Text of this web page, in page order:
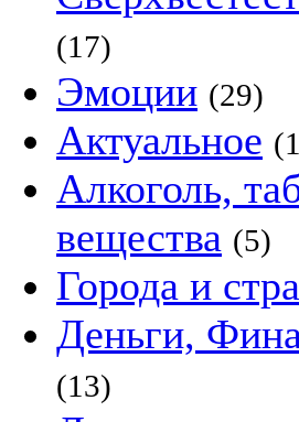
(17)
Эмоции (29)
Актуальное
Алкоголь,
вещества (5)
Города и
Деньги,
(13)